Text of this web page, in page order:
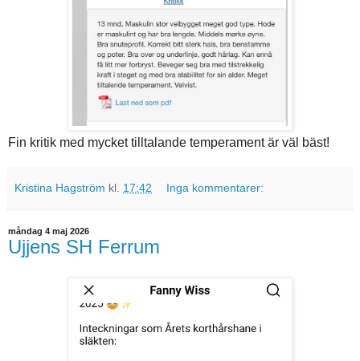
Fin kritik med mycket tilltalande temperament är väl bäst!
Kristina Hagström kl. 17:42 Inga kommentarer:
måndag 4 maj 2026
Ujjens SH Ferrum